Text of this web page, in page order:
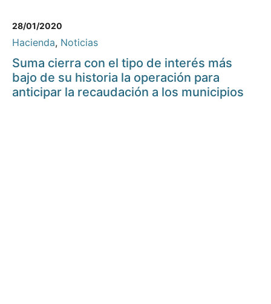
28/01/2020
Hacienda, Noticias
Suma cierra con el tipo de interés más
bajo de su historia la operación para
anticipar la recaudación a los municipios